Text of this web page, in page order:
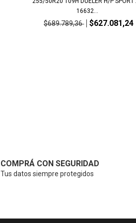
16632...
$689.789,36 $627.081,24
COMPRÁ CON SEGURIDAD
Tus datos siempre protegidos